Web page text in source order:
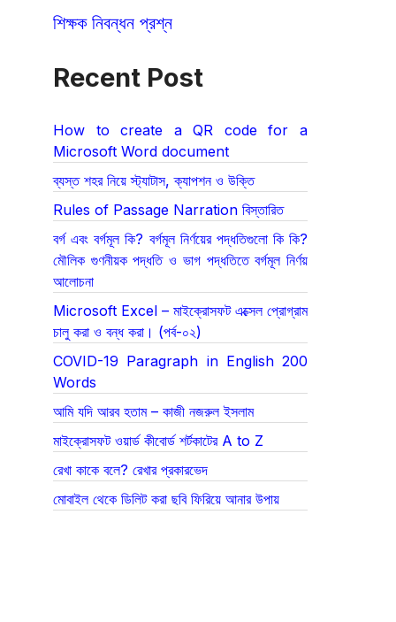
শিক্ষক নিবন্ধন প্রশ্ন
Recent Post
How to create a QR code for a
Microsoft Word document
ব্যস্ত শহর নিয়ে স্ট্যাটাস, ক্যাপশন ও উক্তি
Rules of Passage Narration বিস্তারিত
বর্গ এবং বর্গমূল কি? বর্গমূল নির্ণয়ের পদ্ধতিগুলো কি কি?
মৌলিক গুণনীয়ক পদ্ধতি ও ভাগ পদ্ধতিতে বর্গমূল নির্ণয়
আলোচনা
Microsoft Excel – মাইক্রোসফট এক্সেল প্রোগ্রাম
চালু করা ও বন্ধ করা। (পর্ব-০২)
COVID-19 Paragraph in English 200
Words
আমি যদি আরব হতাম – কাজী নজরুল ইসলাম
মাইক্রোসফট ওয়ার্ড কীবোর্ড শর্টকাটের A to Z
রেখা কাকে বলে? রেখার প্রকারভেদ
মোবাইল থেকে ডিলিট করা ছবি ফিরিয়ে আনার উপায়